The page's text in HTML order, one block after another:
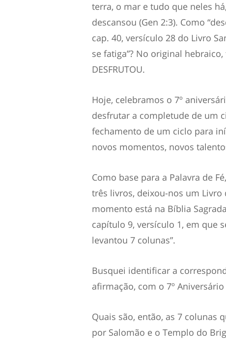
terra, o mar e tudo que neles
descansou (Gen 2:3). Como
cap. 40, versículo 28 do Livro
se fatiga”? No original
DESFRUTOU.
Hoje, celebramos o 7º
desfrutar a completude de um
fechamento de um ciclo para
novos momentos, novos
Como base para a Palavra de
três livros, deixou-nos um Livro
momento está na Bíblia
capítulo 9, versículo 1, em que
levantou 7 colunas”.
Busquei identificar a
afirmação, com o 7º Aniversário
Quais são, então, as 7 colunas
por Salomão e o Templo do